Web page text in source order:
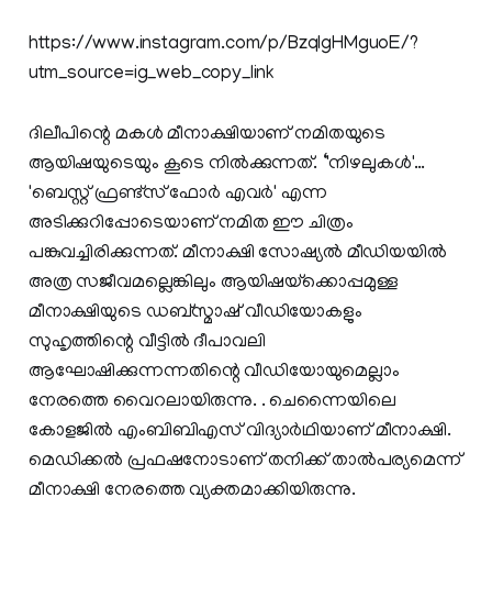
https://www.instagram.com/p/BzqIgHMguoE/?
utm_source=ig_web_copy_link
ദിലീപിന്റെ മകൾ മീനാക്ഷിയാണ് നമിതയുടെ
ആയിഷയുടെയും കൂടെ നിൽക്കുന്നത്. ‘'നിഴലുകള്‍'…
'ബെസ്റ്റ് ഫ്രണ്ട്‌സ് ഫോര്‍ എവര്‍' എന്ന
അടിക്കുറിപ്പോടെയാണ് നമിത ഈ ചിത്രം
പങ്കുവച്ചിരിക്കുന്നത്. മീനാക്ഷി സോഷ്യല്‍ മീഡിയയില്‍
അത്ര സജീവമല്ലെങ്കിലും ആയിഷയ്‌ക്കൊപ്പമുള്ള
മീനാക്ഷിയുടെ ഡബ്‌സ്മാഷ് വീഡിയോകളും
സുഹൃത്തിന്റെ വീട്ടില്‍ ദീപാവലി
ആഘോഷിക്കുന്നന്നതിന്റെ വീഡിയോയുമെല്ലാം
നേരത്തെ വൈറലായിരുന്നു. . ചെന്നൈയിലെ
കോളജിൽ എംബിബിഎസ് വിദ്യാർഥിയാണ് മീനാക്ഷി.
മെഡിക്കല്‍ പ്രഫഷനോടാണ് തനിക്ക് താല്‍പര്യമെന്ന്
മീനാക്ഷി നേരത്തെ വ്യക്തമാക്കിയിരുന്നു.